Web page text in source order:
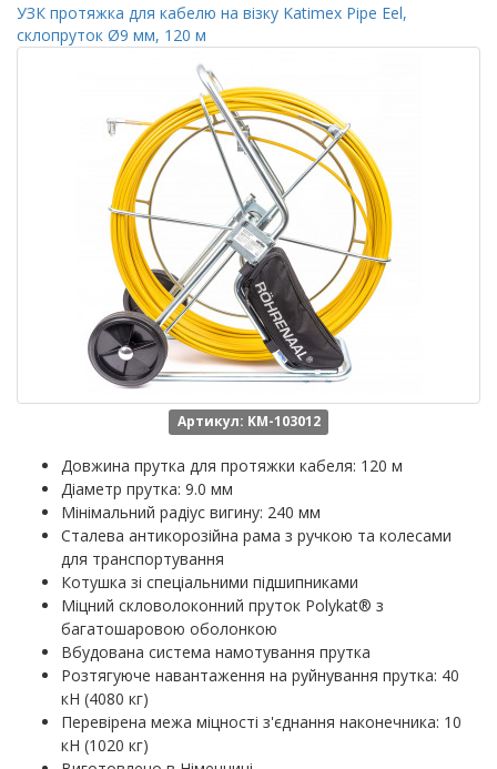
УЗК протяжка для кабелю на візку Katimex Pipe Eel,
склопруток Ø9 мм, 120 м
Артикул: KM-103012
Довжина прутка для протяжки кабеля: 120 м
Діаметр прутка: 9.0 мм
Мінімальний радіус вигину: 240 мм
Сталева антикорозійна рама з ручкою та колесами
для транспортування
Котушка зі спеціальними підшипниками
Міцний скловолоконний пруток Polykat® з
багатошаровою оболонкою
Вбудована система намотування прутка
Розтягуюче навантаження на руйнування прутка: 40
кН (4080 кг)
Перевірена межа міцності з'єднання наконечника: 10
кН (1020 кг)